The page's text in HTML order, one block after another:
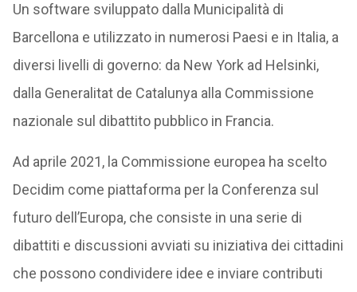
Un software sviluppato dalla Municipalità di
Barcellona e utilizzato in numerosi Paesi e in Italia, a
diversi livelli di governo: da New York ad Helsinki,
dalla Generalitat de Catalunya alla Commissione
nazionale sul dibattito pubblico in Francia.
Ad aprile 2021, la Commissione europea ha scelto
Decidim come piattaforma per la Conferenza sul
futuro dell’Europa, che consiste in una serie di
dibattiti e discussioni avviati su iniziativa dei cittadini
che possono condividere idee e inviare contributi